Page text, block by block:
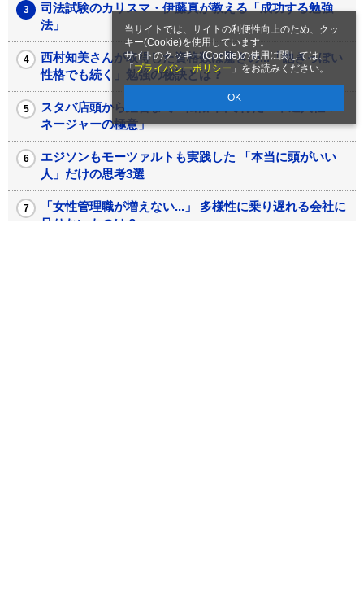
当サイトでは、サイトの利便性向上のため、クッ
キー(Cookie)を使用しています。
サイトのクッキー(Cookie)の使用に関しては、
「 プライバシーポリシー 」をお読みください。
OK
司法試験のカリスマ・伊藤真が教える「成功する勉強
法」
西村知美さんが取得した資格数は驚きの...「飽きっぽい
性格でも続く」勉強の秘訣とは？
スタバ店頭から経営まで...転職7回で得た「中途入社マ
ネージャーの極意」
エジソンもモーツァルトも実践した 「本当に頭がいい
人」だけの思考3選
「女性管理職が増えない...」 多様性に乗り遅れる会社に
足りないものは？